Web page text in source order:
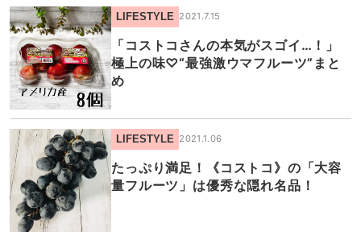
LIFESTYLE 2021.7.15
「コストコさんの本気がスゴイ…！」
極上の味♡“最強激ウマフルーツ”まと
め
LIFESTYLE 2021.1.06
たっぷり満足！《コストコ》の「大容
量フルーツ」は優秀な隠れ名品！